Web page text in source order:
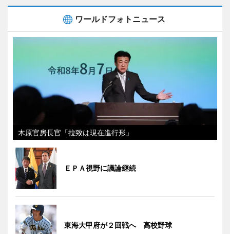
ワールドフォトニュース
木原官房長官「拉致は現在進行形」
ＥＰＡ視野に議論継続
東海大甲府が２回戦へ 高校野球